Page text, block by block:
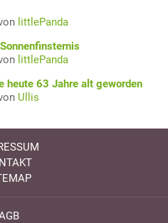
littlePanda
littlePanda
heute 63 Jahre alt geworden
Ullis